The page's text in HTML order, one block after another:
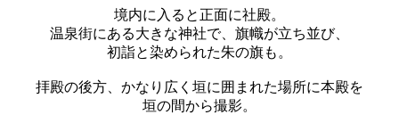
境内に入ると正面に社殿。
温泉街にある大きな神社で、旗幟が立ち並び、
初詣と染められた朱の旗も。
拝殿の後方、かなり広く垣に囲まれた場所に本殿を
垣の間から撮影。